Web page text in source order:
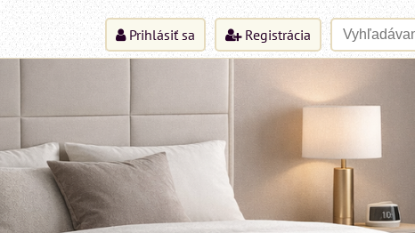
Prihlásiť sa Registrácia